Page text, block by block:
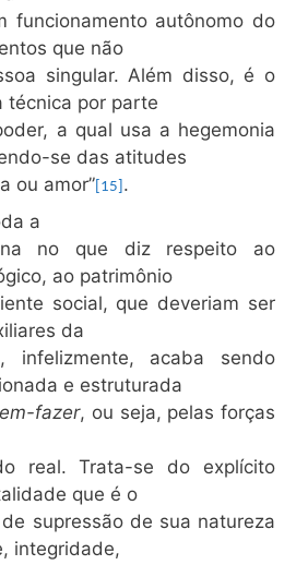
funcionamento autônomo do
que não
singular. Além disso, é o
técnica por parte
a qual usa a hegemonia
se das atitudes
ou amor” [15] .
a
no que diz respeito ao
ao patrimônio
social, que deveriam ser
da
infelizmente, acaba sendo
e estruturada
fazer, ou seja, pelas forças
real. Trata-se do explícito
que é o
supressão de sua natureza
integridade,